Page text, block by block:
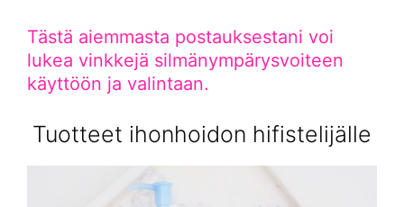
Tästä aiemmasta postauksestani voi
lukea vinkkejä silmänympärysvoiteen
käyttöön ja valintaan.
Tuotteet ihonhoidon hifistelijälle